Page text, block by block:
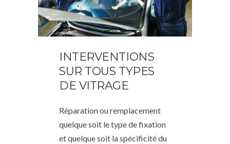
INTERVENTIONS
SUR TOUS TYPES
DE VITRAGE
Réparation ou remplacement
quelque soit le type de fixation
et quelque soit la spécificité du